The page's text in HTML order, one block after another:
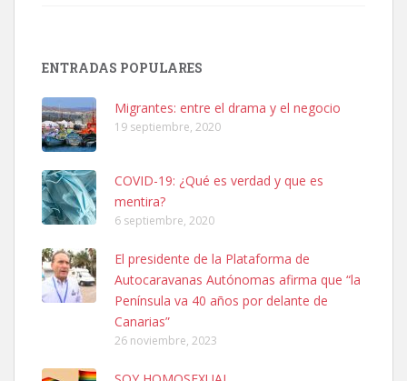
Leales.org » Gran Canaria
Ninfa perdida
El día 5 se los perdió una ninfa papillera, asustada tiene miedo a la
calle, se perdió por la zon...
Leales.org » Gran Canaria
6.7.2025
ENTRADAS POPULARES
Migrantes: entre el drama y el negocio
19 septiembre, 2020
COVID-19: ¿Qué es verdad y que es
mentira?
6 septiembre, 2020
El presidente de la Plataforma de
Autocaravanas Autónomas afirma que “la
Península va 40 años por delante de
Canarias”
26 noviembre, 2023